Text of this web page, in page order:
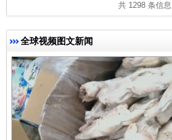
共 1298 条信息
全球视频图文新闻